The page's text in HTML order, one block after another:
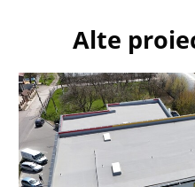
Alte